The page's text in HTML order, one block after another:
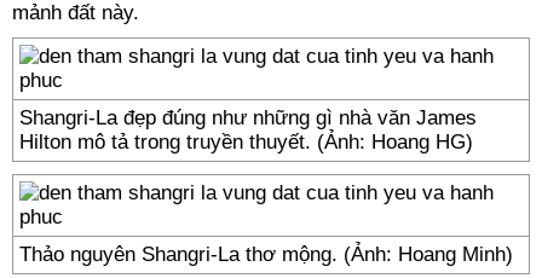
mảnh đất này.
Shangri-La đẹp đúng như những gì nhà văn James
Hilton mô tả trong truyền thuyết. (Ảnh: Hoang HG)
Thảo nguyên Shangri-La thơ mộng. (Ảnh: Hoang Minh)